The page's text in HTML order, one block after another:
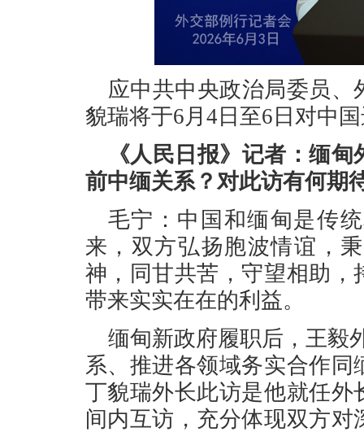
应中共中央政治局委员
貌瑞将于6月4日至6日对中
《人民日报》记者：缅
前中缅关系？对此访有何期
毛宁：中国和缅甸是传
来，双方弘扬胞波情谊，
神，同甘共苦，守望相助
带来实实在在的利益。
缅甸新政府履职后，王毅
系、推进各领域务实合作
丁貌瑞外长此访是他就任
间内互访，充分体现双方